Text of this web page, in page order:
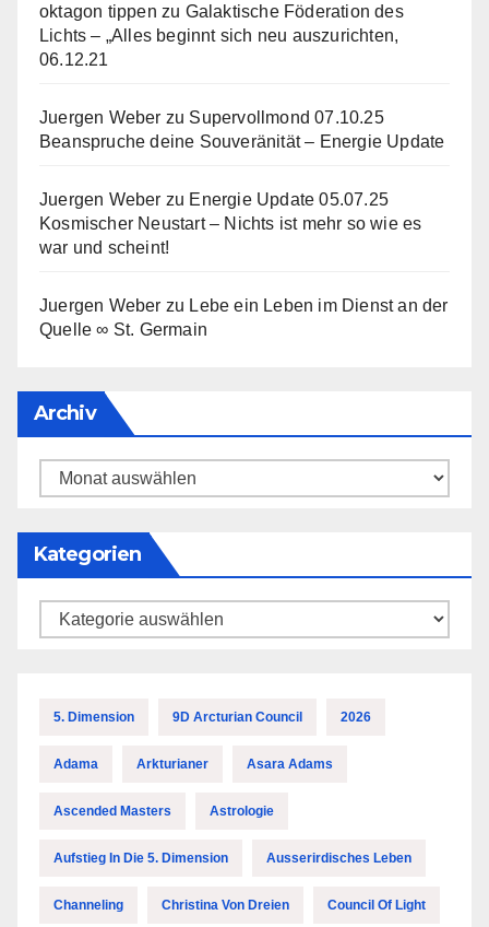
oktagon tippen zu Galaktische Föderation des
Lichts – „Alles beginnt sich neu auszurichten,
06.12.21
Juergen Weber zu Supervollmond 07.10.25
Beanspruche deine Souveränität – Energie Update
Juergen Weber zu Energie Update 05.07.25
Kosmischer Neustart – Nichts ist mehr so wie es
war und scheint!
Juergen Weber zu Lebe ein Leben im Dienst an der
Quelle ∞ St. Germain
Archiv
Archiv
Kategorien
Kategorien
5. Dimension 9D Arcturian Council 2026
Adama Arkturianer Asara Adams
Ascended Masters Astrologie
Aufstieg In Die 5. Dimension Ausserirdisches Leben
Channeling Christina Von Dreien Council Of Light